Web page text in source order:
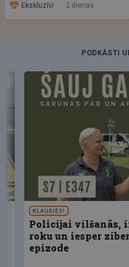
Ekskluzīvi 2 dienas
PODKĀSTI
KLAUSIES!
Policijai vilšanās,
roku un iesper
epizode